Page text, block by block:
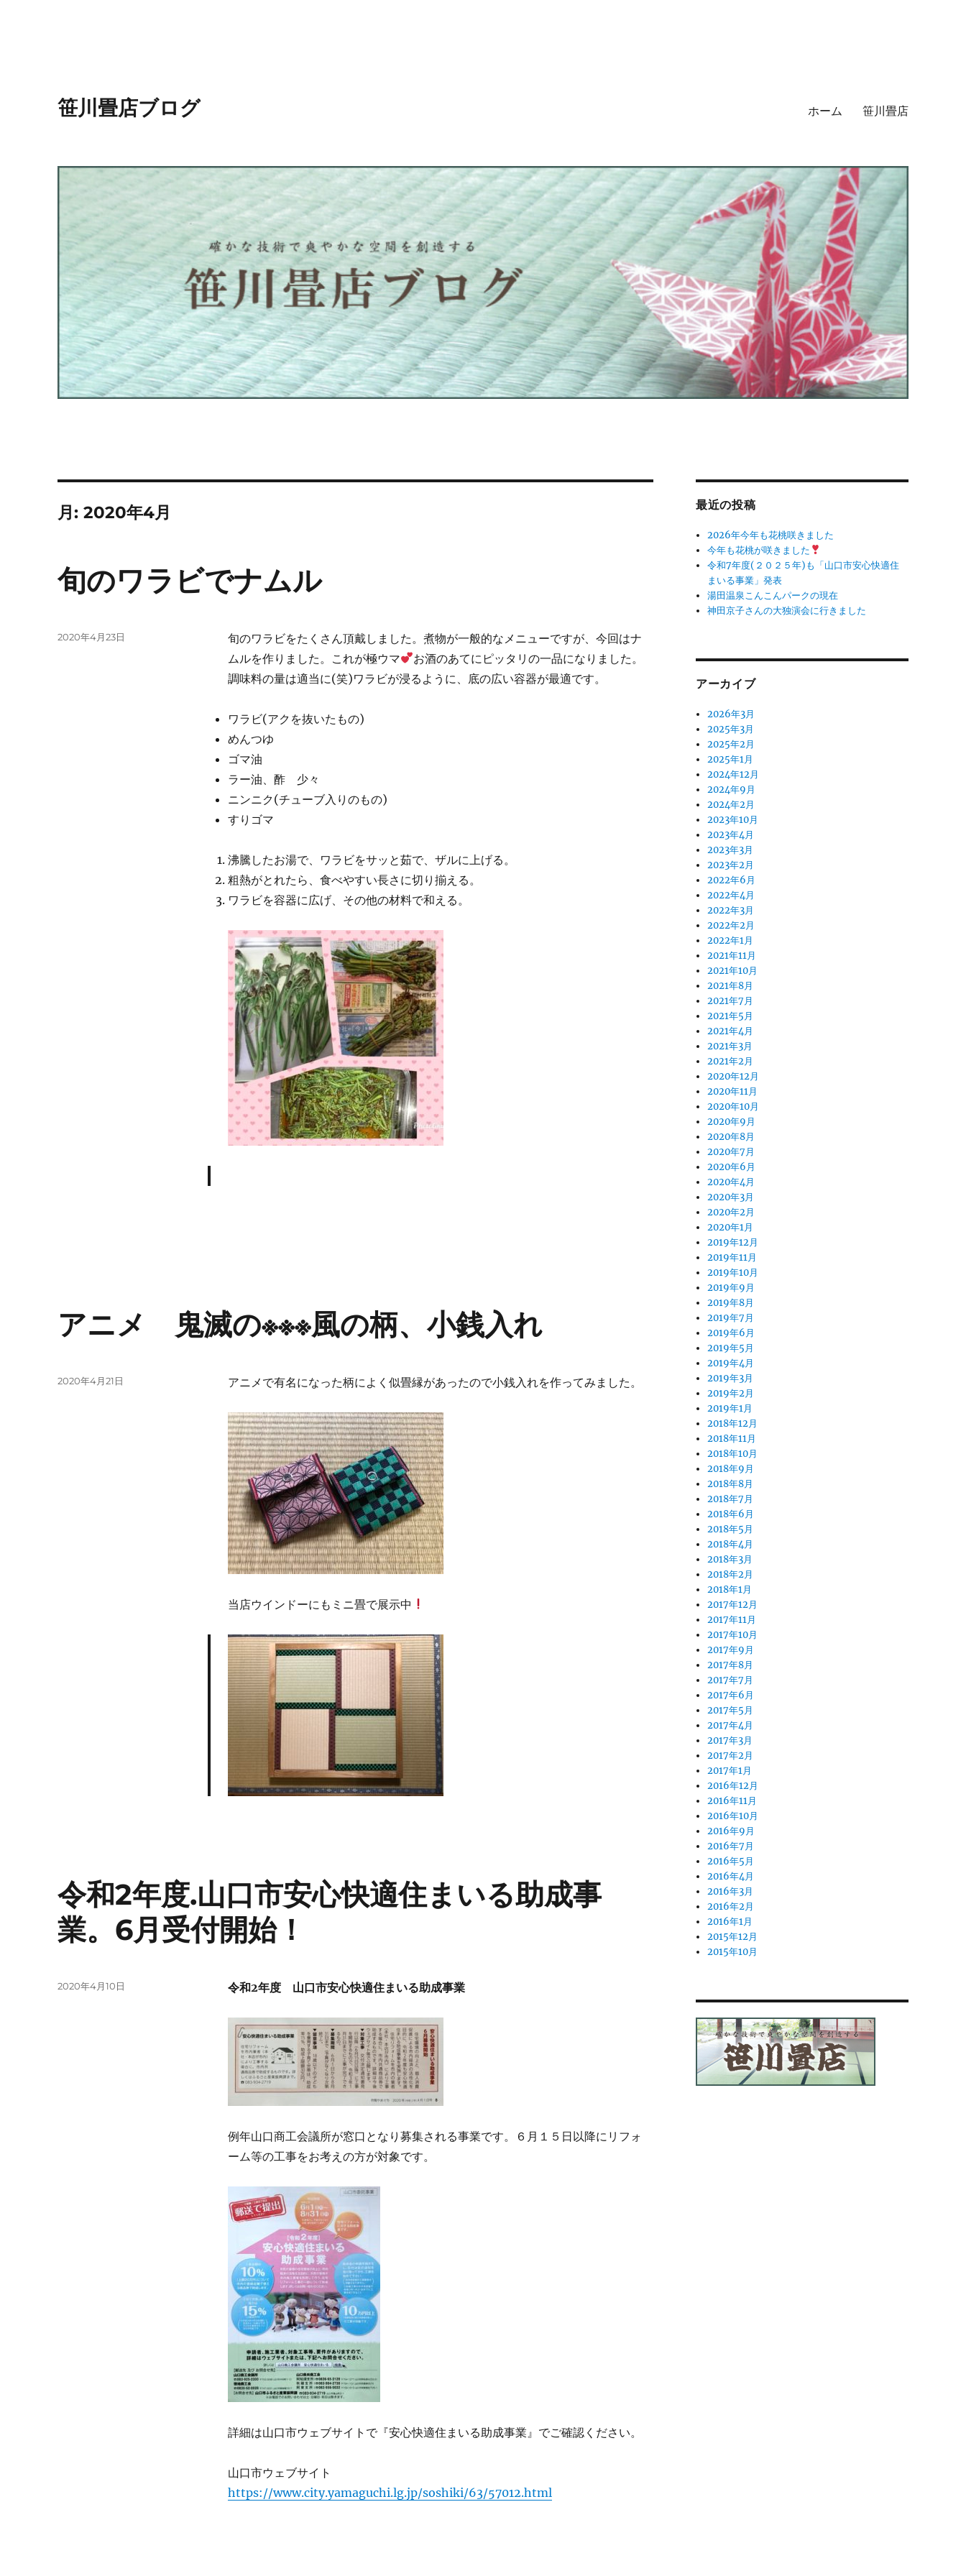
笹川畳店ブログ ホーム 笹川畳店
月:2020年4月
旬のワラビでナムル
旬のワラビをたくさん頂戴しました。煮物が一般的なメニューですが、今回はナ
ムルを作りました。これが極ウマ
お酒のあてにピッタリの一品になりました。
調味料の量は適当に(笑)ワラビが浸るように、底の広い容器が最適です。
ワラビ(アクを抜いたもの)
めんつゆ
ゴマ油
ラー油、酢 少々
ニンニク(チューブ入りのもの)
すりゴマ
沸騰したお湯で、ワラビをサッと茹で、ザルに上げる。
粗熱がとれたら、食べやすい長さに切り揃える。
ワラビを容器に広げ、その他の材料で和える。
投
2020年4月23日
アニメ 鬼滅の※※※風の柄、小銭入れ
アニメで有名になった柄によく似畳縁があったので小銭入れを作ってみました。
当店ウインドーにもミニ畳で展示中
投
2020年4月21日
令和2年度.山口市安心快適住まいる助成事
業。6月受付開始！
令和2年度 山口市安心快適住まいる助成事業
例年山口商工会議所が窓口となり募集される事業です。６月１５日以降にリフォ
ーム等の工事をお考えの方が対象です。
詳細は山口市ウェブサイトで『安心快適住まいる助成事業』でご確認ください。
山口市ウェブサイト
https://www.city.yamaguchi.lg.jp/soshiki/63/57012.html
投
2020年4月10日
最近の投稿
2026年今年も花桃咲きました
今年も花桃が咲きました
令和7年度(２０２５年)も「山口市安心快適住
まいる事業」発表
湯田温泉こんこんパークの現在
神田京子さんの大独演会に行きました
アーカイブ
2026年3月
2025年3月
2025年2月
2025年1月
2024年12月
2024年9月
2024年2月
2023年10月
2023年4月
2023年3月
2023年2月
2022年6月
2022年4月
2022年3月
2022年2月
2022年1月
2021年11月
2021年10月
2021年8月
2021年7月
2021年5月
2021年4月
2021年3月
2021年2月
2020年12月
2020年11月
2020年10月
2020年9月
2020年8月
2020年7月
2020年6月
2020年4月
2020年3月
2020年2月
2020年1月
2019年12月
2019年11月
2019年10月
2019年9月
2019年8月
2019年7月
2019年6月
2019年5月
2019年4月
2019年3月
2019年2月
2019年1月
2018年12月
2018年11月
2018年10月
2018年9月
2018年8月
2018年7月
2018年6月
2018年5月
2018年4月
2018年3月
2018年2月
2018年1月
2017年12月
2017年11月
2017年10月
2017年9月
2017年8月
2017年7月
2017年6月
2017年5月
2017年4月
2017年3月
2017年2月
2017年1月
2016年12月
2016年11月
2016年10月
2016年9月
2016年7月
2016年5月
2016年4月
2016年3月
2016年2月
2016年1月
2015年12月
2015年10月